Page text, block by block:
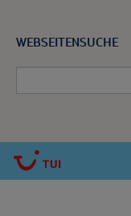
WEBSEITENSUCHE